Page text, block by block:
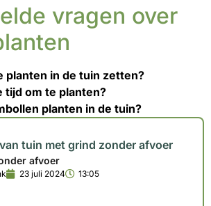
vragen over
planten in de tuin zetten?
tijd om te planten?
planten in de tuin?
afvoer
23 juli 2024
13:05